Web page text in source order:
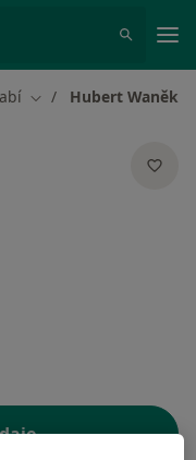
Změna města
Hubert Waněk